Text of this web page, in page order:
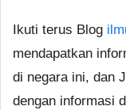
Ikuti terus Blog
mendapatkan
di negara ini, dan
dengan informasi